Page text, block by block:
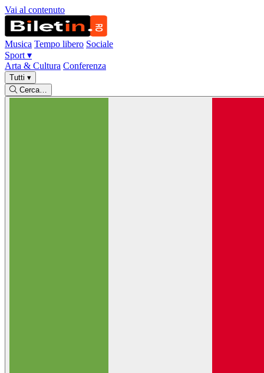
Vai al contenuto
Musica Tempo libero Sociale
Sport ▾
Arta & Cultura Conferenza
Tutti ▾
Cerca…